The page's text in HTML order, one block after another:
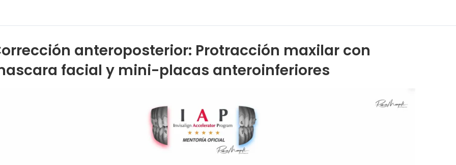
anteroposterior: Protracción maxilar con
facial y mini-placas anteroinferiores